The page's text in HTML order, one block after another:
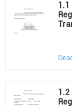
1.1
1.2